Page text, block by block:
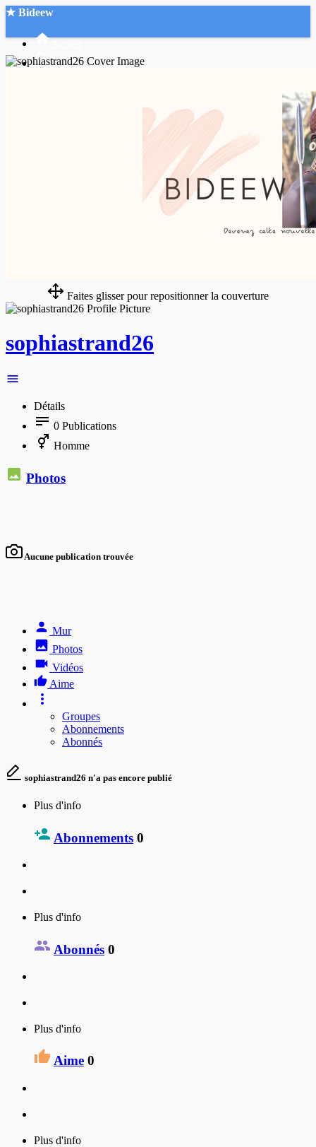
★ Bideew
Faites glisser pour repositionner la couverture
sophiastrand26
Détails
0 Publications
Homme
Photos
Aucune publication trouvée
Mur
Photos
Vidéos
Aime
Groupes
Abonnements
Abonnés
sophiastrand26 n'a pas encore publié
Plus d'info
Abonnements 0
Plus d'info
Abonnés 0
Plus d'info
Aime 0
Plus d'info